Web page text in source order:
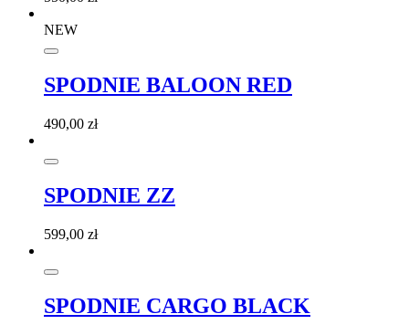
NEW
SPODNIE BALOON RED
490,00 zł
SPODNIE ZZ
599,00 zł
SPODNIE CARGO BLACK